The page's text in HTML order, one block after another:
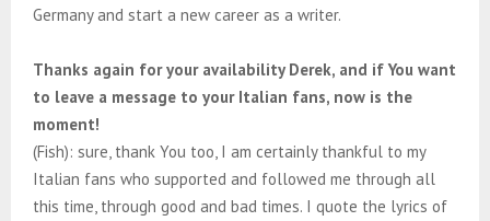
Germany and start a new career as a writer.
Thanks again for your availability Derek, and if You want
to leave a message to your Italian fans, now is the
moment!
(Fish): sure, thank You too, I am certainly thankful to my
Italian fans who supported and followed me through all
this time, through good and bad times. I quote the lyrics of